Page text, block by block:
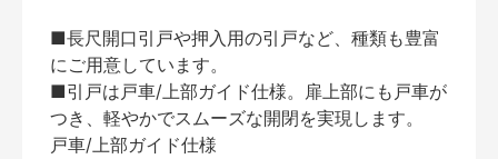
■長尺開口引戸や押入用の引戸など、種類も豊富
にご用意しています。
■引戸は戸車/上部ガイド仕様。扉上部にも戸車が
つき、軽やかでスムーズな開閉を実現します。
戸車/上部ガイド仕様